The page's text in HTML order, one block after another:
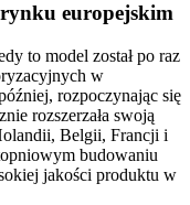
europejskim
to model został po raz
w
rozpoczynając się
rozszerzała swoją
Belgii, Francji i
budowaniu
jakości produktu w